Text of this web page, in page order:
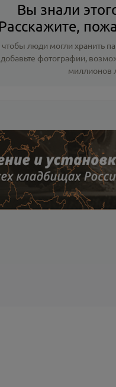
Вы знали
Расскажите,
люди могли хранить
добавьте фотографии,
миллионов